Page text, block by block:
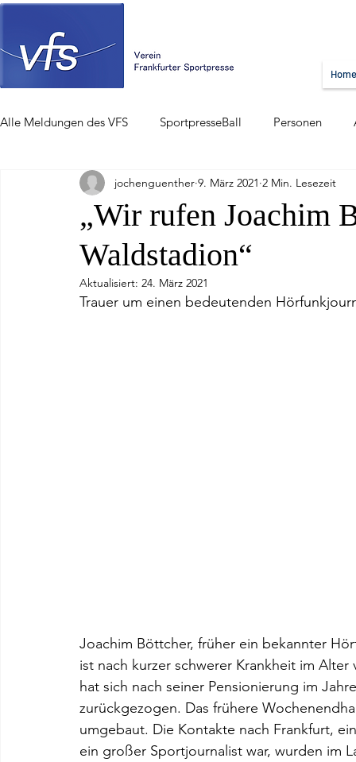
Home
Alle Meldungen des VFS SportpresseBall Personen
„Wir rufen Joachim
Waldstadion“
jochenguenther 9. März 2021 2 Min. Lesezeit
Aktualisiert: 24. März 2021
Trauer um einen bedeutenden
Joachim Böttcher, früher ein bekannter
ist nach kurzer schwerer Krankheit im
hat sich nach seiner Pensionierung im
zurückgezogen. Das frühere
umgebaut. Die Kontakte nach Frankfurt,
ein großer Sportjournalist war, wurden im